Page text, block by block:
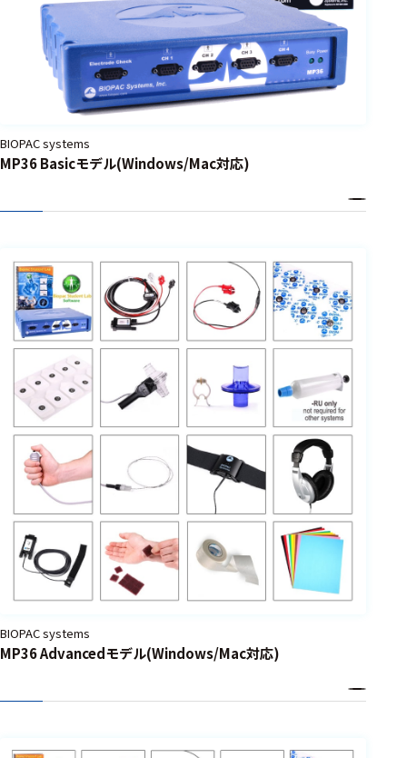
BIOPAC systems
MP36 Basicモデル(Windows/Mac対応)
BIOPAC systems
MP36 Advancedモデル(Windows/Mac対応)